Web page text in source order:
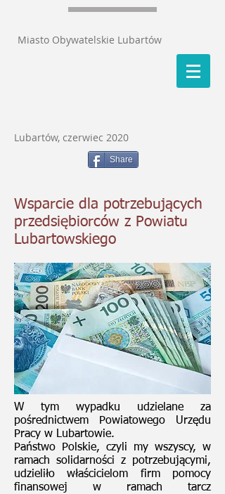
Miasto Obywatelskie Lubartów
Lubartów, czerwiec 2020
Share
Wsparcie dla potrzebujących
przedsiębiorców z Powiatu
Lubartowskiego
W tym wypadku udzielane za
pośrednictwem Powiatowego Urzędu
Pracy w Lubartowie.
Państwo Polskie, czyli my wszyscy, w
ramach solidarności z potrzebującymi,
udzieliło właścicielom firm pomocy
finansowej w ramach tarcz